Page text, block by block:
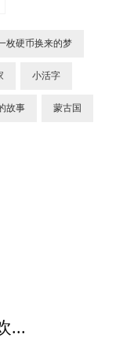
枚硬币换来的梦
小活字
故事 蒙古国
...